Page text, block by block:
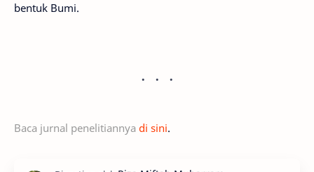
bentuk Bumi.
Baca jurnal penelitiannya di sini.